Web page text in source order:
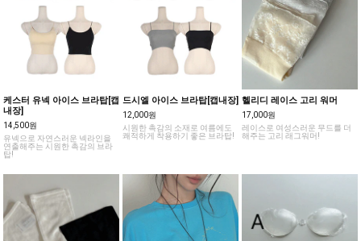
케스터 유넥 아이스 브라탑[캡
내장]
14,500원
유넥으로 자연스러운 넥라인을
연출해주는 시원한 촉감의 브라
탑!
드시엘 아이스 브라탑[캡내장]
12,000원
시원한 촉감의 소재로 여름에도
쾌적하게 착용하기 좋은 브라탑!
헬리디 레이스 고리 워머
17,000원
레이스로 여성스러운 무드를 더
해주는 고리 래그워머!